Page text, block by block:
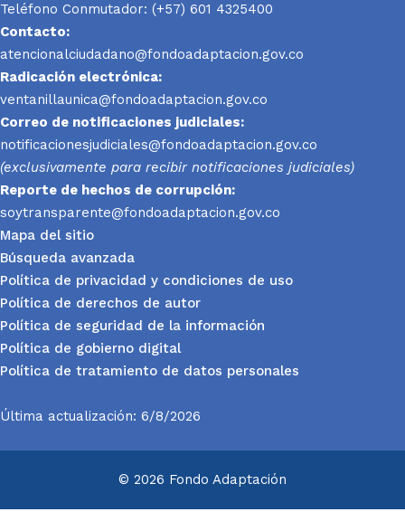
Teléfono Conmutador: (+57) 601 4325400
Contacto:
atencionalciudadano@fondoadaptacion.gov.co
Radicación electrónica:
ventanillaunica@fondoadaptacion.gov.co
Correo de notificaciones judiciales:
notificacionesjudiciales@fondoadaptacion.gov.co
(exclusivamente para recibir notificaciones judiciales)
Reporte de hechos de corrupción:
soytransparente@fondoadaptacion.gov.co
Mapa del sitio
Búsqueda avanzada
Política de privacidad y condiciones de uso
Política de derechos de autor
Política de seguridad de la información
Política de gobierno digital
Política de tratamiento de datos personales
Última actualización: 6/8/2026
© 2026 Fondo Adaptación